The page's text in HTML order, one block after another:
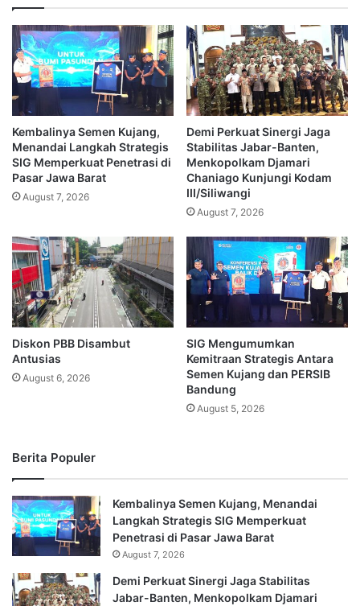
Kembalinya Semen Kujang,
Menandai Langkah Strategis
SIG Memperkuat Penetrasi di
Pasar Jawa Barat
August 7, 2026
Demi Perkuat Sinergi Jaga
Stabilitas Jabar-Banten,
Menkopolkam Djamari
Chaniago Kunjungi Kodam
III/Siliwangi
August 7, 2026
Diskon PBB Disambut
Antusias
August 6, 2026
SIG Mengumumkan
Kemitraan Strategis Antara
Semen Kujang dan PERSIB
Bandung
August 5, 2026
Berita Populer
Kembalinya Semen Kujang, Menandai
Langkah Strategis SIG Memperkuat
Penetrasi di Pasar Jawa Barat
August 7, 2026
Demi Perkuat Sinergi Jaga Stabilitas
Jabar-Banten, Menkopolkam Djamari